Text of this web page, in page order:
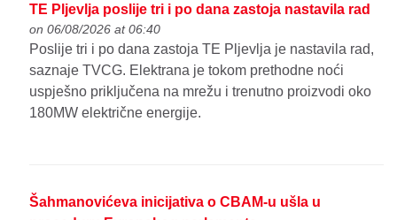
TE Pljevlja poslije tri i po dana zastoja nastavila rad
on 06/08/2026 at 06:40
Poslije tri i po dana zastoja TE Pljevlja je nastavila rad,
saznaje TVCG. Elektrana je tokom prethodne noći
uspješno priključena na mrežu i trenutno proizvodi oko
180MW električne energije.
Šahmanovićeva inicijativa o CBAM-u ušla u